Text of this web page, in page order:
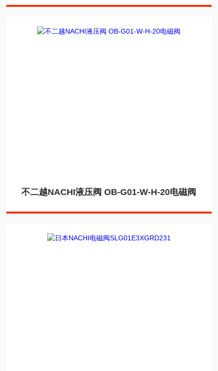
不二越NACHI液压阀 OB-G01-W-H-20电磁阀